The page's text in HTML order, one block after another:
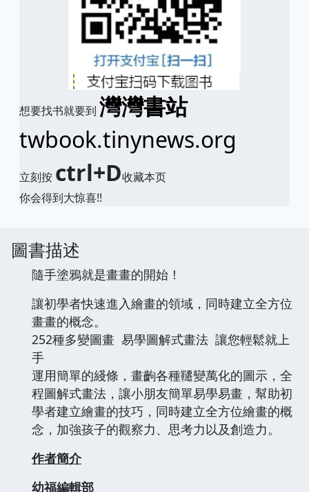
想要找书就要到 灣灣書站
twbook.tinynews.org
立刻按 ctrl+D收藏本页
你会得到大惊喜!!
圖書描述
隨手塗鴉就是畫畫的開始！
讓初學者快速進入繪畫的領域，同時建立全方位
畫畫的概念。
252種多變圖畫 易學圖解式畫法 讓您輕鬆就上
手
運用簡單的綫條，畫齣各種韆變萬化的圖示，全
程圖解式畫法，讓小朋友簡單易學易畫，幫助初
學者建立繪畫的技巧，同時建立全方位繪畫的概
念，加強孩子的觀察力、思考力以及創造力。
作者簡介
幼福編輯部